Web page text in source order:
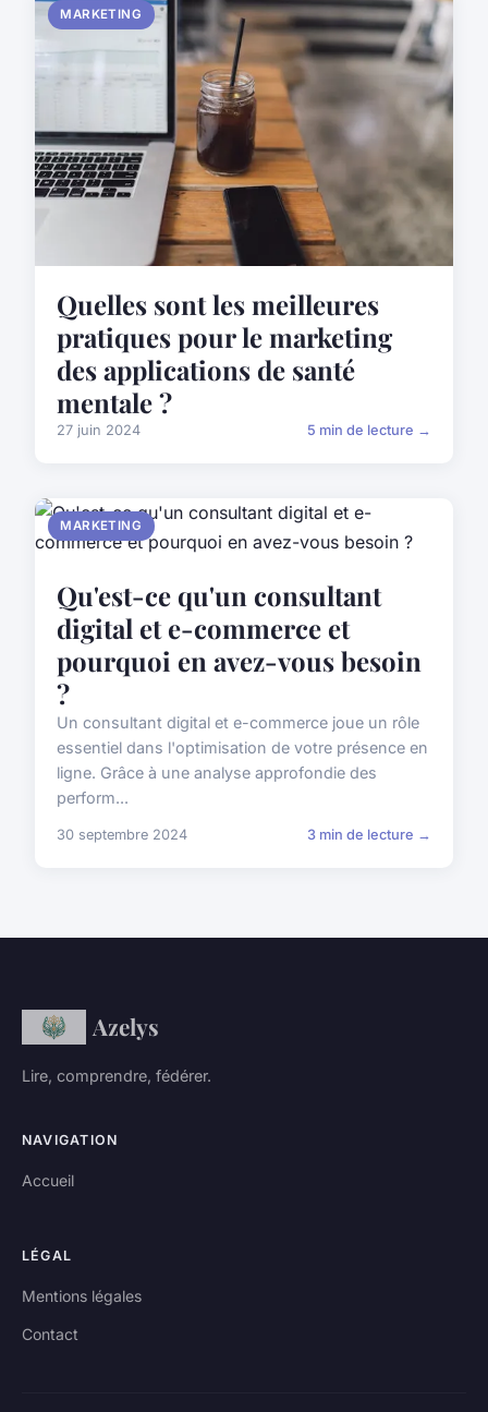
MARKETING
Quelles sont les meilleures
pratiques pour le marketing
des applications de santé
mentale ?
27 juin 2024 5 min de lecture →
MARKETING
Qu'est-ce qu'un consultant
digital et e-commerce et
pourquoi en avez-vous besoin
?
Un consultant digital et e-commerce joue un rôle
essentiel dans l'optimisation de votre présence en
ligne. Grâce à une analyse approfondie des
perform...
30 septembre 2024 3 min de lecture →
Azelys
Lire, comprendre, fédérer.
NAVIGATION
Accueil
LÉGAL
Mentions légales
Contact